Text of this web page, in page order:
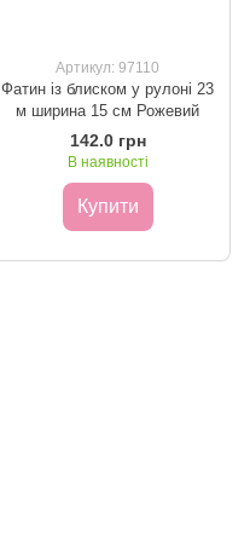
Артикул: 97110
Фатин із блиском у рулоні 23
м ширина 15 см Рожевий
142.0 грн
В наявності
Купити